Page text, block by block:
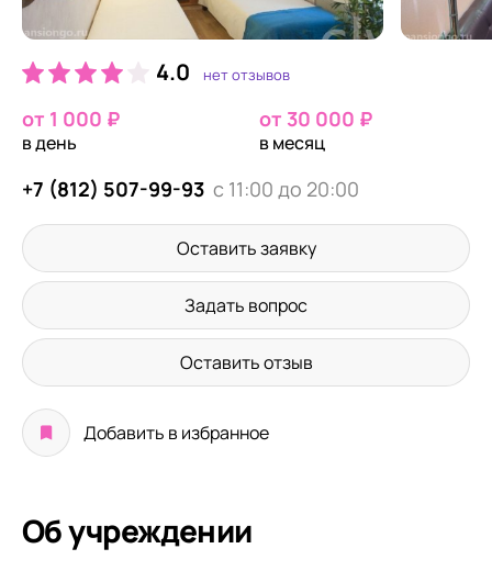
4.0 нет отзывов
от 1 000 ₽
в день
от 30 000 ₽
в месяц
+7 (812) 507-99-93 с 11:00 до 20:00
Оставить заявку
Задать вопрос
Оставить отзыв
Добавить в избранное
Об учреждении